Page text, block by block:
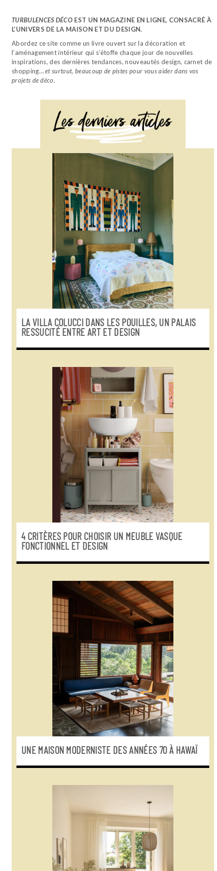
TURBULENCES DÉCO EST UN MAGAZINE EN LIGNE, CONSACRÉ À
L’UNIVERS DE LA MAISON ET DU DESIGN.
Abordez ce site comme un livre ouvert sur la décoration et
l’aménagement intérieur qui s’étoffe chaque jour de nouvelles
inspirations, des dernières tendances, nouveautés design, carnet de
shopping…et surtout, beaucoup de pistes pour vous aider dans vos
projets de déco.
LA VILLA COLUCCI DANS LES POUILLES, UN PALAIS
RESSUCITÉ ENTRE ART ET DESIGN
4 CRITÈRES POUR CHOISIR UN MEUBLE VASQUE
FONCTIONNEL ET DESIGN
UNE MAISON MODERNISTE DES ANNÉES 70 À HAWAÏ